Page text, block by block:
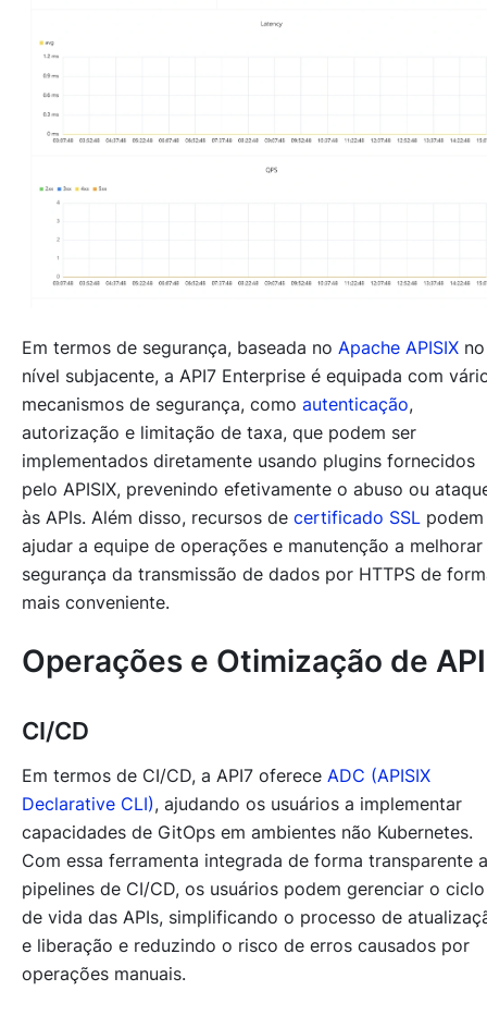
Em termos de segurança, baseada no Apache APISIX no
nível subjacente, a API7 Enterprise é equipada com
mecanismos de segurança, como autenticação,
autorização e limitação de taxa, que podem ser
implementados diretamente usando plugins fornecidos
pelo APISIX, prevenindo efetivamente o abuso ou
às APIs. Além disso, recursos de certificado SSL podem
ajudar a equipe de operações e manutenção a melhorar
segurança da transmissão de dados por HTTPS de
mais conveniente.
Operações e Otimização de API
CI/CD
Em termos de CI/CD, a API7 oferece ADC (APISIX
Declarative CLI), ajudando os usuários a implementar
capacidades de GitOps em ambientes não Kubernetes.
Com essa ferramenta integrada de forma transparente
pipelines de CI/CD, os usuários podem gerenciar o ciclo
de vida das APIs, simplificando o processo de
e liberação e reduzindo o risco de erros causados por
operações manuais.